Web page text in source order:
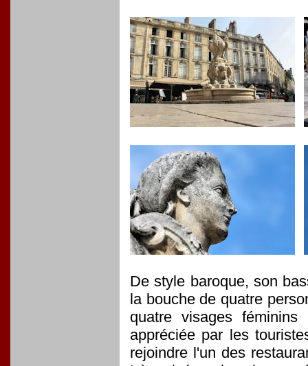
De style baroque, son
la bouche de quatre
quatre visages
appréciée par les
rejoindre l'un des